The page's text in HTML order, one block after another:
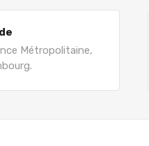
Métropolitaine,